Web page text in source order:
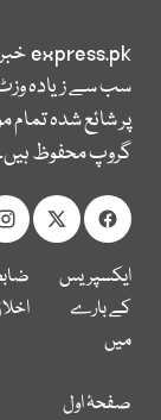
express.pk
سب سے زیادہ
پر شائع شدہ
گروپ محفوظ
ایکسپریس
کے بارے
میں
صفحۂ اول